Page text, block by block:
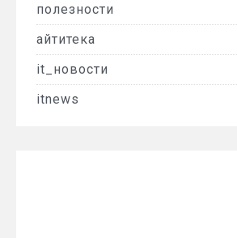
полезности
айтитека
it_новости
itnews